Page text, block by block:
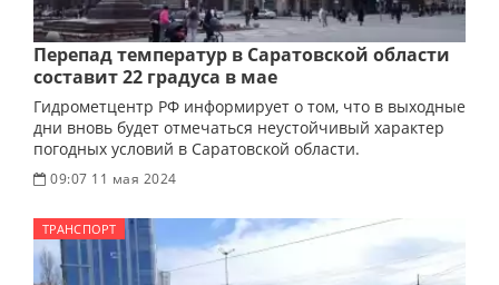
Перепад температур в Саратовской области
составит 22 градуса в мае
Гидрометцентр РФ информирует о том, что в выходные
дни вновь будет отмечаться неустойчивый характер
погодных условий в Саратовской области.
09:07 11 мая 2024
ТРАНСПОРТ